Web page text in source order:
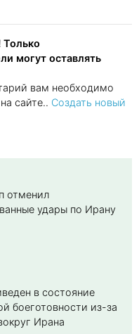
могут оставлять
вам необходимо
сайте.. Создать новый
отменил
удары по Ирану
в состояние
боеготовности из-за
Ирана